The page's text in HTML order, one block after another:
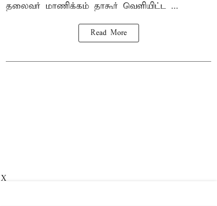
தலைவர் மாணிக்கம் தாகூர் வெளியிட்ட ...
Read More
X